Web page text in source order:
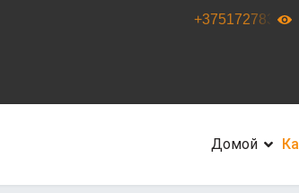
+375172783333
Домой